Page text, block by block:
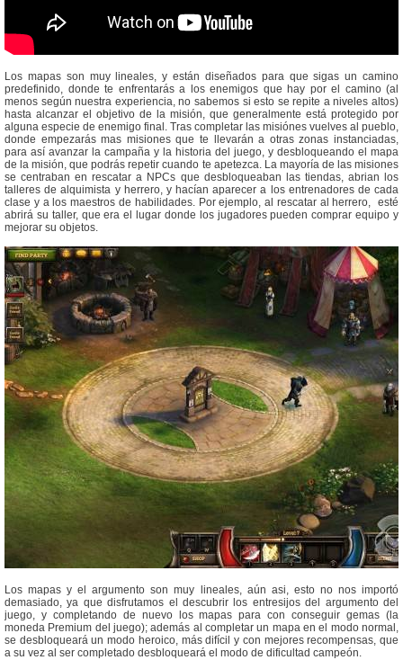
Los mapas son muy lineales, y están diseñados para que sigas un camino
predefinido, donde te enfrentarás a los enemigos que hay por el camino (al
menos según nuestra experiencia, no sabemos si esto se repite a niveles altos)
hasta alcanzar el objetivo de la misión, que generalmente está protegido por
alguna especie de enemigo final. Tras completar las misiónes vuelves al pueblo,
donde empezarás mas misiones que te llevarán a otras zonas instanciadas,
para así avanzar la campaña y la historia del juego, y desbloqueando el mapa
de la misión, que podrás repetir cuando te apetezca. La mayoría de las misiones
se centraban en rescatar a NPCs que desbloqueaban las tiendas, abrian los
talleres de alquimista y herrero, y hacían aparecer a los entrenadores de cada
clase y a los maestros de habilidades. Por ejemplo, al rescatar al herrero, esté
abrirá su taller, que era el lugar donde los jugadores pueden comprar equipo y
mejorar su objetos.
Los mapas y el argumento son muy lineales, aún asi, esto no nos importó
demasiado, ya que disfrutamos el descubrir los entresijos del argumento del
juego, y completando de nuevo los mapas para con conseguir gemas (la
moneda Premium del juego); además al completar un mapa en el modo normal,
se desbloqueará un modo heroico, más difícil y con mejores recompensas, que
a su vez al ser completado desbloqueará el modo de dificultad campeón.